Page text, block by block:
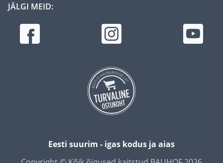
JÄLGI MEID:
Eesti suurim - igas kodus ja aias